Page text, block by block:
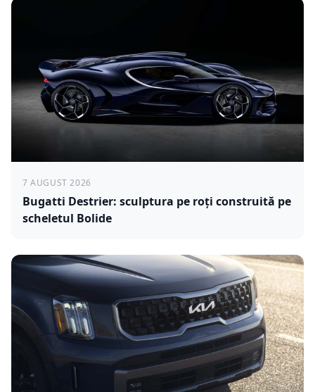
7 AUGUST 2026
Bugatti Destrier: sculptura pe roți construită pe
scheletul Bolide